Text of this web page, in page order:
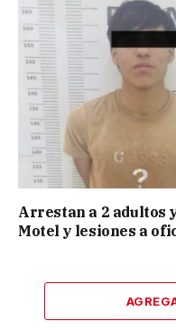
Arrestan a 2 adultos
Motel y lesiones a